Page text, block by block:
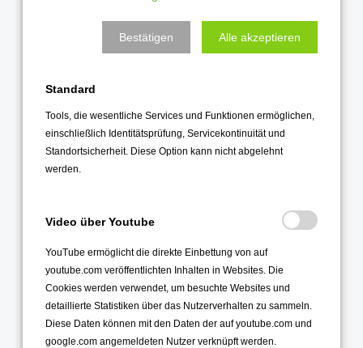
Februar 2022
Januar 2022
2021
Oktober 2021
September 2021
Juli 2021
Juni 2021
Bestätigen Alle akzeptieren
Standard
Tools, die wesentliche Services und Funktionen ermöglichen,
einschließlich Identitätsprüfung, Servicekontinuität und
Standortsicherheit. Diese Option kann nicht abgelehnt
werden.
Video über Youtube
YouTube ermöglicht die direkte Einbettung von auf
youtube.com veröffentlichten Inhalten in Websites. Die
Cookies werden verwendet, um besuchte Websites und
detaillierte Statistiken über das Nutzerverhalten zu sammeln.
Diese Daten können mit den Daten der auf youtube.com und
google.com angemeldeten Nutzer verknüpft werden.